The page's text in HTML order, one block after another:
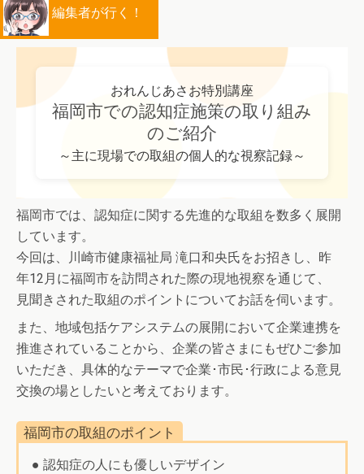
編集者が行く！
おれんじあさお特別講座
福岡市での認知症施策の取り組み
のご紹介
～主に現場での取組の個人的な視察記録～
福岡市では、認知症に関する先進的な取組を数多く展開
しています。
今回は、川崎市健康福祉局 滝口和央氏をお招きし、昨
年12月に福岡市を訪問された際の現地視察を通じて、
見聞きされた取組のポイントについてお話を伺います。
また、地域包括ケアシステムの展開において企業連携を
推進されていることから、企業の皆さまにもぜひご参加
いただき、具体的なテーマで企業･市民･行政による意見
交換の場としたいと考えております。
福岡市の取組のポイント
● 認知症の人にも優しいデザイン